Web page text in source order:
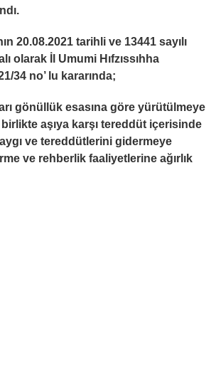
20.08.2021 tarihli ve 13441 sayılı
olarak İl Umumi Hıfzıssıhha
34 no’ lu kararında;
gönüllük esasına göre yürütülmeye
aşıya karşı tereddüt içerisinde
ve tereddütlerini gidermeye
ve rehberlik faaliyetlerine ağırlık